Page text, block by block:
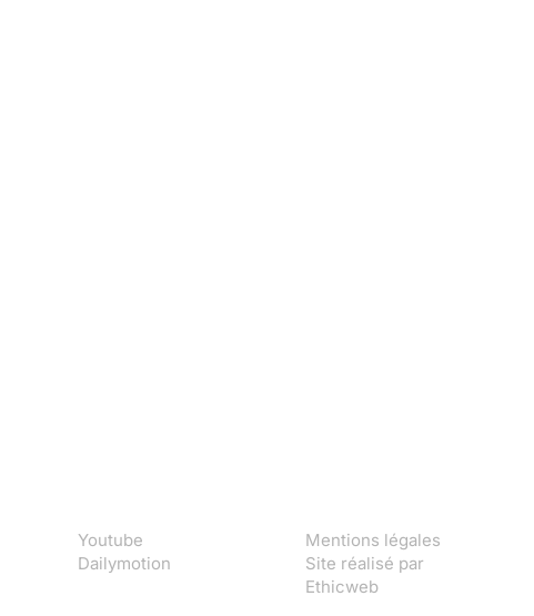
Youtube
Dailymotion
Mentions légales
Site réalisé par
Ethicweb